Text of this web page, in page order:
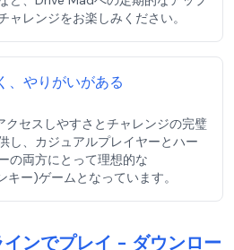
ャレンジをお楽しみください。
、やりがいがある
クセスしやすさとチャレンジの完璧
し、カジュアルプレイヤーとハー
の両方にとって理想的な
ー)ゲームとなっています。
ンでプレイ - ダウンロー